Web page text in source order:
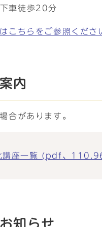
車徒歩20分
こちらをご参照くださ
内
合があります。
講座一覧 (pdf、
知らせ